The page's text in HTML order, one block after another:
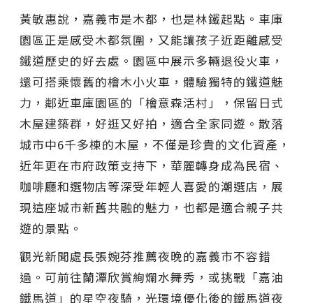
黃敏惠說，嘉義市是木都，也是林鐵起點。車庫
園區正是感受木都氛圍，又能讓孩子近距離感受
鐵道歷史的好去處。園區中展示多輛退役火車，
還可搭乘懷舊的檜木小火車，體驗獨特的鐵道魅
力，鄰近車庫園區的「檜意森活村」，保留日式
木屋建築群，好逛又好拍，適合全家同遊。散落
城市中6千多棟的木屋，不僅是珍貴的文化資產，
近年更在市府政策支持下，華麗轉身成為民宿、
咖啡廳和選物店等深受年輕人喜愛的潮選店，展
現這座城市新舊共融的魅力，也都是適合親子共
遊的景點。
觀光新聞處長張婉芬推薦夜晚的嘉義市不容錯
過。可前往蘭潭欣賞絢爛水舞秀，或挑戰「嘉油
鐵馬道」的星空夜騎，光環境優化後的鐵馬道夜